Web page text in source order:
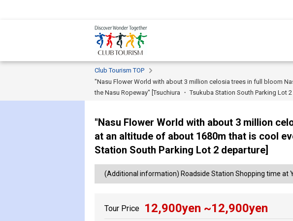
Club Tourism TOP
"Nasu Flower World with about 3 million celosia trees in full bloom
the Nasu Ropeway" [Tsuchiura ・ Tsukuba Station South Parking Lot
"Nasu Flower World with about 3 million
at an altitude of about 1680m that is cool
Station South Parking Lot 2 departure]
(Additional information) Roadside Station Shopping time at
Tour Price 12,900yen ~12,900yen